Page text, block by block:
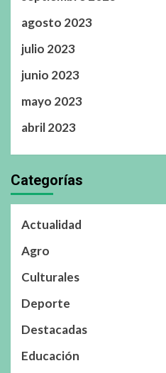
agosto 2023
julio 2023
junio 2023
mayo 2023
abril 2023
Categorías
Actualidad
Agro
Culturales
Deporte
Destacadas
Educación